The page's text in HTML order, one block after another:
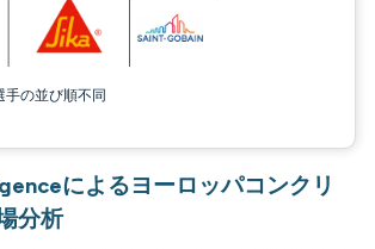
手の並び順不同
によるヨーロッパコンクリ
分析